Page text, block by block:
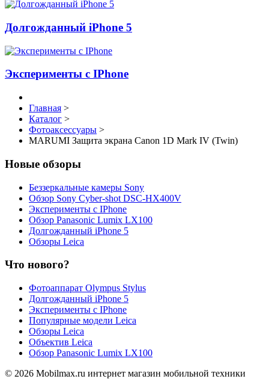
Долгожданный iPhone 5
Эксперименты с IPhone
Главная >
Каталог >
Фотоаксессуары >
MARUMI Защита экрана Canon 1D Mark IV (Twin)
Новые обзоры
Беззеркальные камеры Sony
Обзор Sony Cyber-shot DSC-HX400V
Эксперименты с IPhone
Обзор Panasonic Lumix LX100
Долгожданный iPhone 5
Обзоры Leica
Что нового?
Фотоаппарат Olympus Stylus
Долгожданный iPhone 5
Эксперименты с IPhone
Популярные модели Leica
Обзоры Leica
Объектив Leica
Обзор Panasonic Lumix LX100
© 2026 Mobilmax.ru интернет магазин мобильной техники